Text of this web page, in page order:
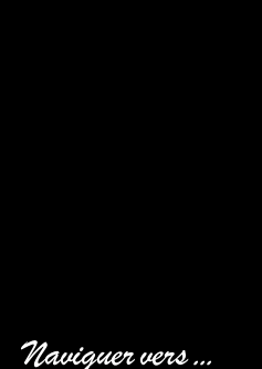
Naviguer vers ...